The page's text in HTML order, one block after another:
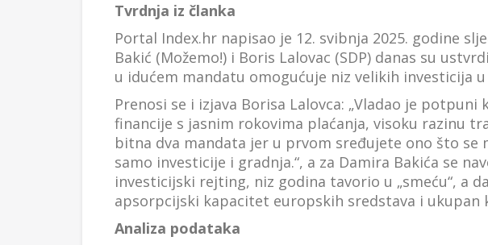
Tvrdnja iz članka
Portal Index.hr napisao je 12. svibnja 2025. godine
Bakić (Možemo!) i Boris Lalovac (SDP) danas su
u idućem mandatu omogućuje niz velikih investicija
Prenosi se i izjava Borisa Lalovca: „Vladao je
financije s jasnim rokovima plaćanja, visoku razinu
bitna dva mandata jer u prvom sređujete ono što se
samo investicije i gradnja.“, a za Damira Bakića se
investicijski rejting, niz godina tavorio u „smeću“, a
apsorpcijski kapacitet europskih sredstava i ukupan
Analiza podataka